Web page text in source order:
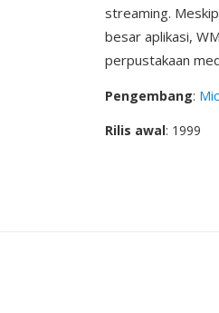
streaming.
besar aplikasi,
perpustakaan
Pengembang:
Rilis awal: 1999